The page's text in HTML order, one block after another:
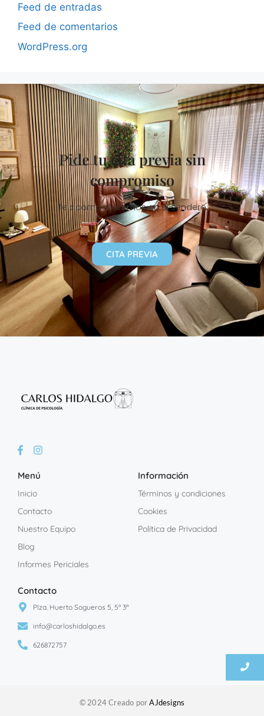
Feed de entradas
Feed de comentarios
WordPress.org
Pide tu cita previa sin
compromiso
Te acompañaremos en el sendero
CITA PREVIA
Menú
Inicio
Contacto
Nuestro Equipo
Blog
Informes Periciales
Información
Términos y condiciones
Cookies
Política de Privacidad
Contacto
Plza. Huerto Sogueros 5, 5º 3ª
info@carloshidalgo.es
626872757
© 2024 Creado porAJdesigns